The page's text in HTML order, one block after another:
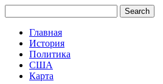
Главная
История
Политика
США
Карта